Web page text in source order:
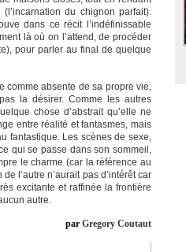
du chignon parfait).
dans ce récit l’indéfinissable
là où on l’attend, de procéder
pour parler au final de quelque
comme absente de sa propre vie,
la désirer. Comme les autres
chose d’abstrait qu’elle ne
entre réalité et fantasmes, mais
fantastique. Les scènes de sexe,
qui se passe dans son sommeil,
le charme (car la référence au
l’autre n’aurait pas d’intérêt car
excitante et raffinée la frontière
autre.
par Gregory Coutaut